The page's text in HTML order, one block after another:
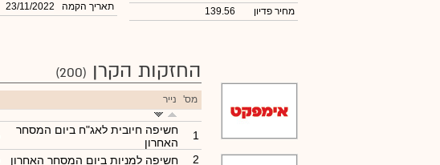
מחיר פדיון
139.56
תאריך הקמה
23/11/2022
החזקות הקרן (200)
מס' נייר
1
חשיפה חיובית לאג"ח ביום המסחר
האחרון
2
חשיפה למניות ביום המסחר האחרון